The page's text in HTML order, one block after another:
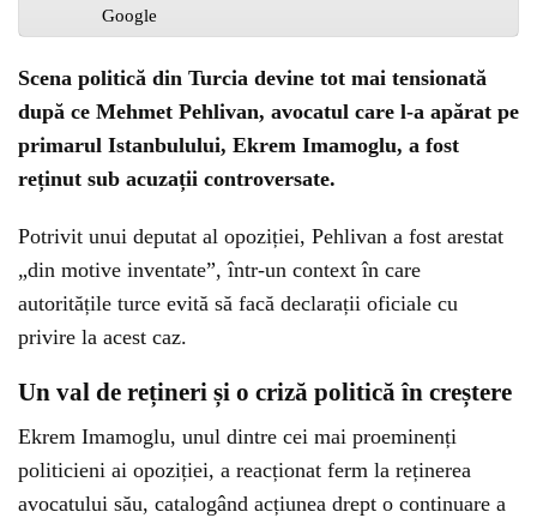
Scena politică din Turcia devine tot mai tensionată
după ce Mehmet Pehlivan, avocatul care l-a apărat pe
primarul Istanbulului, Ekrem Imamoglu, a fost
reținut sub acuzații controversate.
Potrivit unui deputat al opoziției, Pehlivan a fost arestat
„din motive inventate”, într-un context în care
autoritățile turce evită să facă declarații oficiale cu
privire la acest caz.
Un val de rețineri și o criză politică în creștere
Ekrem Imamoglu, unul dintre cei mai proeminenți
politicieni ai opoziției, a reacționat ferm la reținerea
avocatului său, catalogând acțiunea drept o continuare a